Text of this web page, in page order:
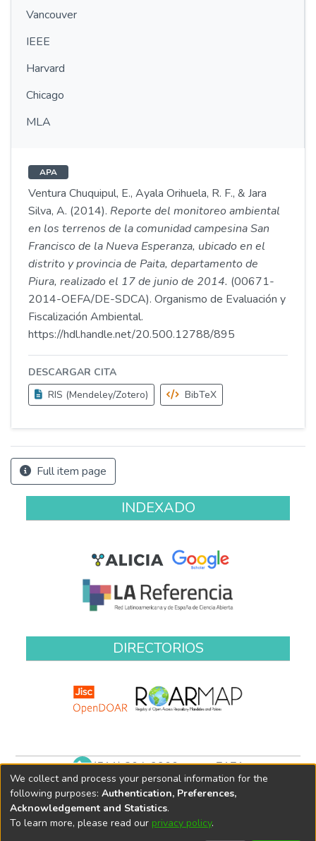
Vancouver
IEEE
Harvard
Chicago
MLA
APA
Ventura Chuquipul, E., Ayala Orihuela, R. F., & Jara
Silva, A. (2014). Reporte del monitoreo ambiental
en los terrenos de la comunidad campesina San
Francisco de la Nueva Esperanza, ubicado en el
distrito y provincia de Paita, departamento de
Piura, realizado el 17 de junio de 2014. (00671-
2014-OEFA/DE-SDCA). Organismo de Evaluación y
Fiscalización Ambiental.
https://hdl.handle.net/20.500.12788/895
DESCARGAR CITA
RIS (Mendeley/Zotero)
BibTeX
Full item page
INDEXADO
DIRECTORIOS
(511) 204-9900 anexo 7171
biblioteca@oefa.gob.pe
We collect and process your personal information for the
following purposes: Authentication, Preferences,
Acknowledgement and Statistics.
To learn more, please read our privacy policy.